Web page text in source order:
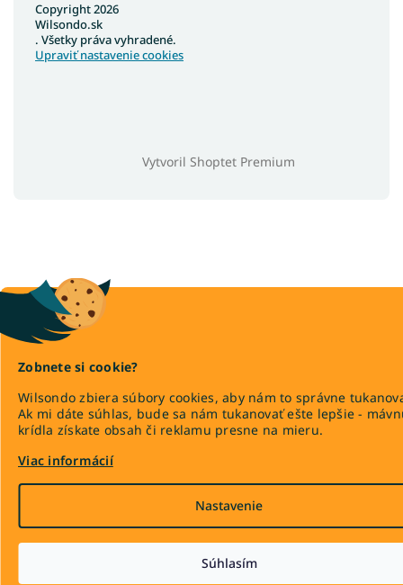
Zobnete si cookie?
Wilsondo zbiera súbory cookies, aby nám to správne
Ak mi dáte súhlas, bude sa nám tukanovať ešte lepšie -
krídla získate obsah či reklamu presne na mieru.
Viac informácií
Nastavenie
Súhlasím
Vytvoril Shoptet Premium
Copyright 2026
Wilsondo.sk
. Všetky práva vyhradené.
Upraviť nastavenie cookies